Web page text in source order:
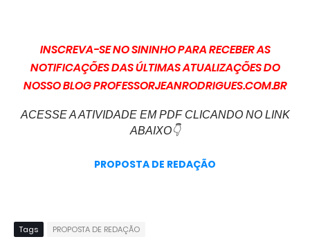
INSCREVA-SE NO SININHO PARA RECEBER AS
NOTIFICAÇÕES DAS ÚLTIMAS ATUALIZAÇÕES DO
NOSSO BLOG PROFESSORJEANRODRIGUES.COM.BR
ACESSE A ATIVIDADE EM PDF CLICANDO NO LINK
ABAIXO👇
PROPOSTA DE REDAÇÃO
Tags PROPOSTA DE REDAÇÃO